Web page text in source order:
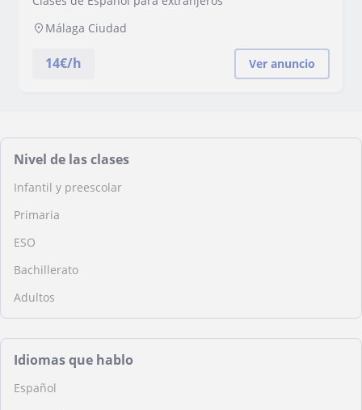
Málaga Ciudad
14€/h Ver anuncio
Nivel de las clases
Infantil y preescolar
Primaria
ESO
Bachillerato
Adultos
Idiomas que hablo
Español